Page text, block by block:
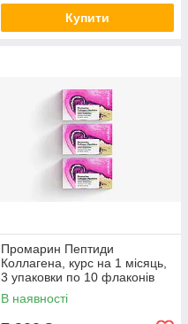
Купити
Промарин Пептиди
Коллагена, курс на 1 місяць,
3 упаковки по 10 флаконів
В наявності